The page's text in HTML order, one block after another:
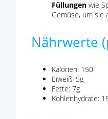
Füllungen wie
Gemüse, um sie
Nährwerte
Kalorien: 150
Eiweiß: 5g
Fette: 7g
Kohlenhydrate: